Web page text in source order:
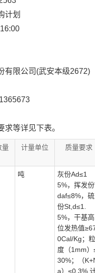
计划
有限公司(武安本级2672)
等详见下表。
量 计量单位 质量要求
吨
灰份Ad≤1
5%，挥发
daf≤8%，硫
份St,d≤1.
5%，干基高
位发热值
0Cal/Kg；粒
度（1mm）
30%；（
a）≤0.3%,